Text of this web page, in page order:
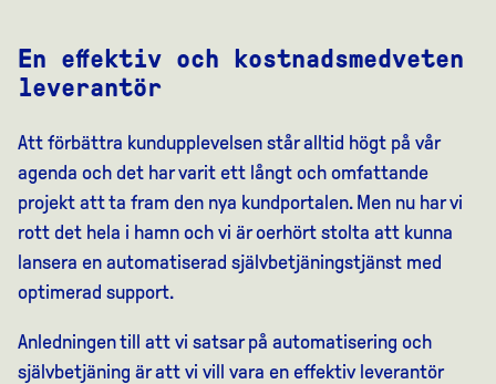
En effektiv och kostnadsmedveten
leverantör
Att förbättra kundupplevelsen står alltid högt på vår
agenda och det har varit ett långt och omfattande
projekt att ta fram den nya kundportalen. Men nu har vi
rott det hela i hamn och vi är oerhört stolta att kunna
lansera en automatiserad självbetjäningstjänst med
optimerad support.
Anledningen till att vi satsar på automatisering och
självbetjäning är att vi vill vara en effektiv leverantör